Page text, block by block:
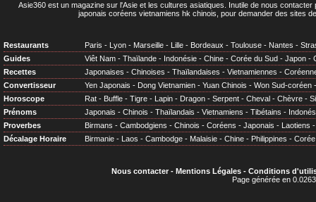
Asie360 est un magazine sur l'Asie et les cultures asiatiques . Inutile de nous
japonais coréens vietnamiens hk chinois, pour demander des sites
Restaurants Paris - Lyon - Marseille - Lille - Bordeaux - Toulouse - Nantes -
Guides
Viêt Nam - Thaïlande - Indonésie - Chine - Corée du Sud - Japon -
Recettes
Japonaises - Chinoises - Thaïlandaises - Vietnamiennes -
Convertisseur
Yen Japonais - Dong Vietnamien - Yuan Chinois - Won Sud-coréen
Horoscope
Rat - Buffle - Tigre - Lapin - Dragon - Serpent - Cheval - Chèvre -
Prénoms
Japonais - Chinois - Thaïlandais - Vietnamiens - Tibétains -
Proverbes
Birmans - Cambodgiens - Chinois - Coréens - Japonais - Laotiens
Décalage Horaire
Birmanie - Laos - Cambodge - Malaisie - Chine - Philippines - Corée
Nous contacter- Mentions Légales- Conditions
Page générée en